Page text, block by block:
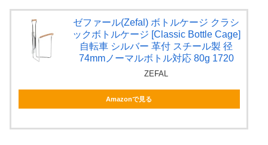
ゼファール(Zefal) ボトルケージ クラシ
ックボトルケージ [Classic Bottle Cage]
自転車 シルバー 革付 スチール製 径
74mmノーマルボトル対応 80g 1720
ZEFAL
Amazonで見る